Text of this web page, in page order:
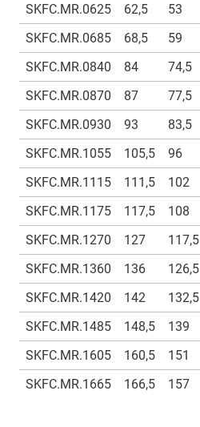
SKFC.MR.0625 62,5 53
SKFC.MR.0685
68,5 59
SKFC.MR.0840
84 74,5
SKFC.MR.0870
87 77,5
SKFC.MR.0930
93 83,5
SKFC.MR.1055
105,5 96
SKFC.MR.1115
111,5 102
SKFC.MR.1175
117,5 108
SKFC.MR.1270
127 117,5
SKFC.MR.1360
136 126,5
SKFC.MR.1420
142 132,5
SKFC.MR.1485
148,5 139
SKFC.MR.1605
160,5 151
SKFC.MR.1665
166,5 157